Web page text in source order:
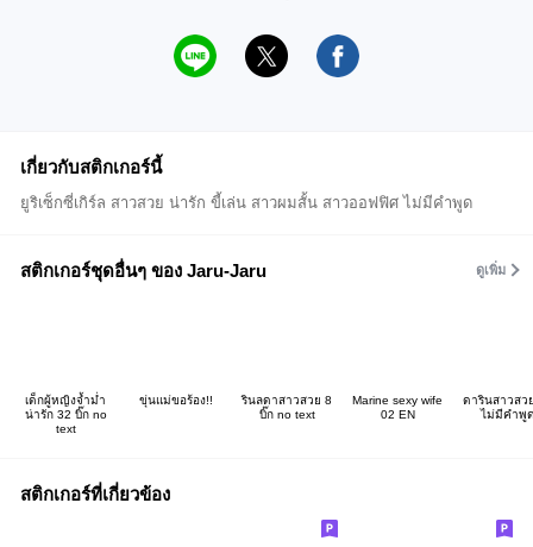
เกี่ยวกับสติกเกอร์นี้
ยูริเซ็กซี่เกิร์ล สาวสวย น่ารัก ขี้เล่น สาวผมสั้น สาวออฟฟิศ ไม่มีคำพูด
สติกเกอร์ชุดอื่นๆ ของ Jaru-Jaru ดูเพิ่ม
เด็กผู้หญิงจ้ำม่ำ
น่ารัก 32 บิ๊ก no
text
ขุ่นแม่ขอร้อง!!
รินลดาสาวสวย 8
บิ๊ก no text
Marine sexy wife
02 EN
ดารินสาวสว
ไม่มีคำพู
สติกเกอร์ที่เกี่ยวข้อง